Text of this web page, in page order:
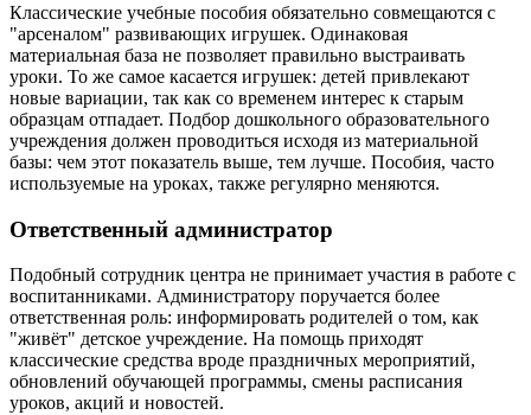
Классические учебные пособия обязательно совмещаются с
"арсеналом" развивающих игрушек. Одинаковая
материальная база не позволяет правильно выстраивать
уроки. То же самое касается игрушек: детей привлекают
новые вариации, так как со временем интерес к старым
образцам отпадает. Подбор дошкольного образовательного
учреждения должен проводиться исходя из материальной
базы: чем этот показатель выше, тем лучше. Пособия, часто
используемые на уроках, также регулярно меняются.
Ответственный администратор
Подобный сотрудник центра не принимает участия в работе с
воспитанниками. Администратору поручается более
ответственная роль: информировать родителей о том, как
"живёт" детское учреждение. На помощь приходят
классические средства вроде праздничных мероприятий,
обновлений обучающей программы, смены расписания
уроков, акций и новостей.